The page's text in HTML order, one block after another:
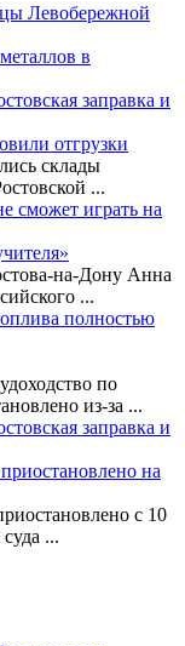
Левобережной
в
заправка и
отгрузки
склады
...
сможет играть на
на-Дону Анна
...
полностью
по
из-за ...
заправка и
на
с 10
...